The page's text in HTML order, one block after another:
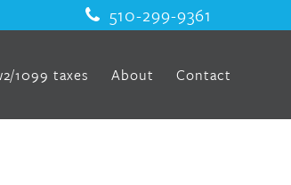
510-299-9361
1099 taxes About Contact